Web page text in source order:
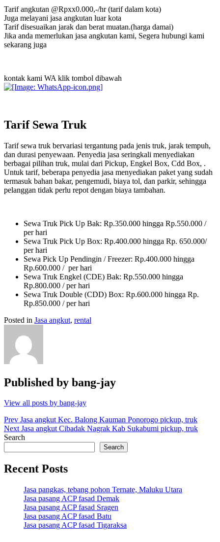
Tarif angkutan @Rpxx0.000,-/hr (tarif dalam kota)
Juga melayani jasa angkutan luar kota
Tarif disesuaikan jarak dan berat muatan.(harga damai)
Jika anda memerlukan jasa angkutan kami, Segera hubungi kami
sekarang juga
kontak kami WA klik tombol dibawah
Tarif Sewa Truk
Tarif sewa truk bervariasi tergantung pada jenis truk, jarak tempuh,
dan durasi penyewaan. Penyedia jasa seringkali menyediakan
berbagai pilihan truk, mulai dari Pickup, Engkel Box, Cdd Box, .
Untuk tarif, beberapa penyedia jasa menyediakan paket yang sudah
termasuk bahan bakar, pengemudi, biaya tol, dan parkir, sehingga
pelanggan tidak perlu repot dengan biaya tambahan.
Sewa Truk Pick Up Bak: Rp.350.000 hingga Rp.550.000 /
per hari
Sewa Truk Pick Up Box: Rp.400.000 hingga Rp. 650.000/
per hari
Sewa Pick Up Pendingin / Freezer: Rp.400.000 hingga
Rp.600.000 / per hari
Sewa Truk Engkel (CDE) Bak: Rp.550.000 hingga
Rp.800.000 / per hari
Sewa Truk Double (CDD) Box: Rp.600.000 hingga Rp.
Rp.850.000 / per hari
Posted in Jasa angkut, rental
Published by bang-jay
View all posts by bang-jay
Post
navigation
Prev Jasa angkut Kec. Balong Kauman Ponorogo pickup, truk
Next Jasa angkut Cibadak Nagrak Kab Sukabumi pickup, truk
Search
Search
Recent Posts
Jasa pangkas, tebang pohon Ternate, Maluku Utara
Jasa pasang ACP fasad Demak
Jasa pasang ACP fasad Sragen
Jasa pasang ACP fasad Batu
Jasa pasang ACP fasad Tigaraksa